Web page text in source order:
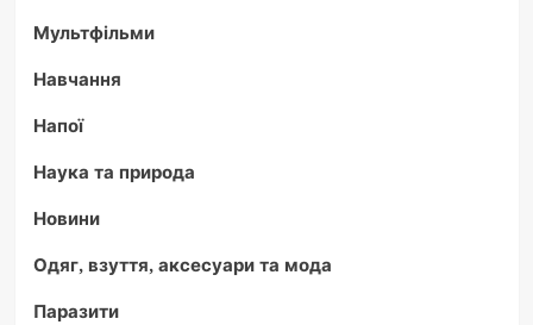
Мультфільми
Навчання
Напої
Наука та природа
Новини
Одяг, взуття, аксесуари та мода
Паразити